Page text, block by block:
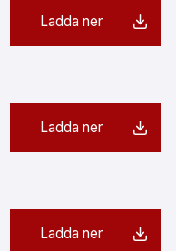
Ladda ner
Ladda ner
Ladda ner